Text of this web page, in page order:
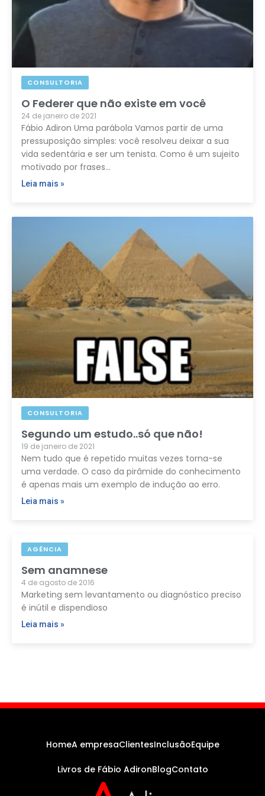
CONSULTORIA
O Federer que não existe em você
24 de janeiro de 2021
Fábio Adiron Uma parábola Vamos partir de uma
pressuposição simples: você resolveu deixar a sua
vida sedentária e ser um tenista. Como é um sujeito
motivado por frases…
Leia mais »
CONSULTORIA
Segundo um estudo..só que não!
19 de janeiro de 2021
Nem tudo que é repetido muitas vezes torna-se
uma verdade. O caso da pirâmide do conhecimento
é apenas mais um exemplo de indução ao erro.
Leia mais »
AGÊNCIA
Sem anamnese
4 de agosto de 2016
Marketing sem levantamento ou diagnóstico preciso
é inútil e dispendioso
Leia mais »
HomeA empresaClientesInclusãoEquipe
Livros de Fábio AdironBlogContato